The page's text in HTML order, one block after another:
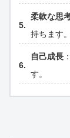
柔軟な思
持ちます。
自己成長
す。